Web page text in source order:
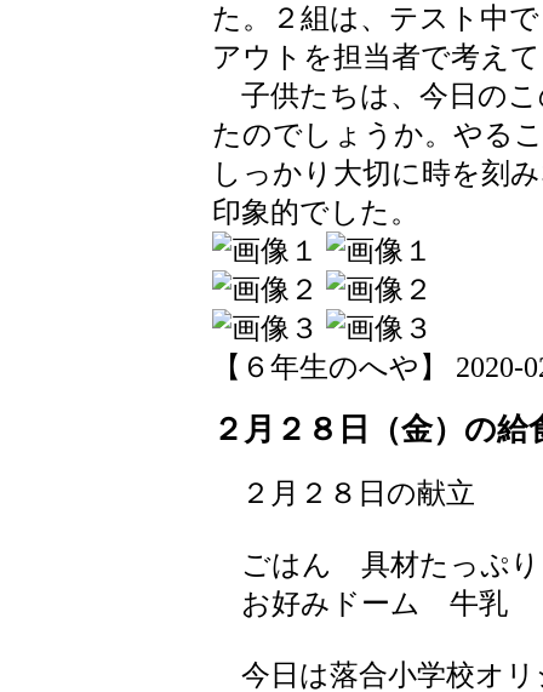
た。２組は、テスト中
アウトを担当者で考え
子供たちは、今日の
たのでしょうか。やる
しっかり大切に時を刻
印象的でした。
【６年生のへや】 2020-
２月２８日（金）の給
２月２８日の献立
ごはん 具材たっぷり
お好みドーム 牛乳
今日は落合小学校オリ